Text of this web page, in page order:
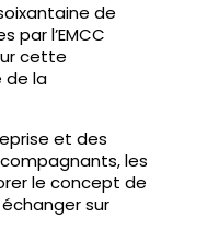
de
par l’EMCC
cette
de la
et des
les
le concept de
sur